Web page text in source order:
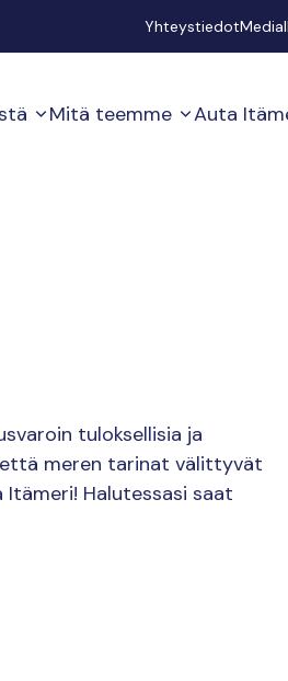
Yhteystiedot
Mitä teemme Auta
tuloksellisia ja
meren tarinat välittyvät
Itämeri! Halutessasi saat